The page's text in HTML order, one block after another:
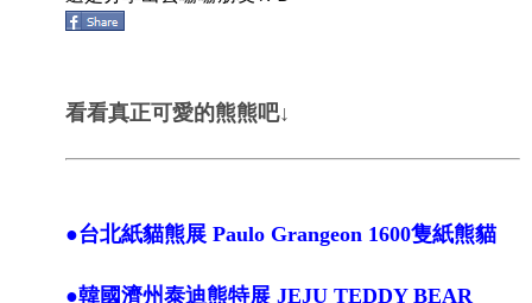
看看真正可愛的熊熊吧↓
●台北紙貓熊展 Paulo Grangeon 1600隻紙熊貓
●韓國濟州泰迪熊特展 JEJU TEDDY BEAR